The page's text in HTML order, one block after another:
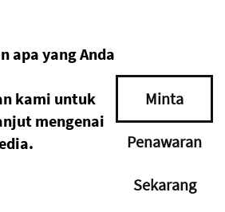
apa yang Anda
kami untuk
mengenai
Minta
Penawaran
Sekarang